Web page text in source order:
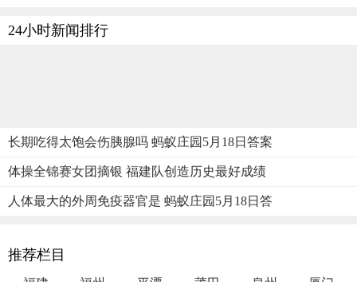
24小时新闻排行
长期吃得太饱会伤胰腺吗 蚂蚁庄园5月18日答案
体操全锦赛女团摘银 福建队创造历史最好成绩
人体最大的外周免疫器官是 蚂蚁庄园5月18日答
推荐栏目